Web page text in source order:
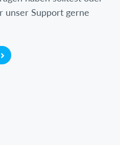
unser Support gerne